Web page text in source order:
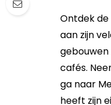
Ontdek
aan zijn
gebouwen
cafés.
ga naar
heeft zijn